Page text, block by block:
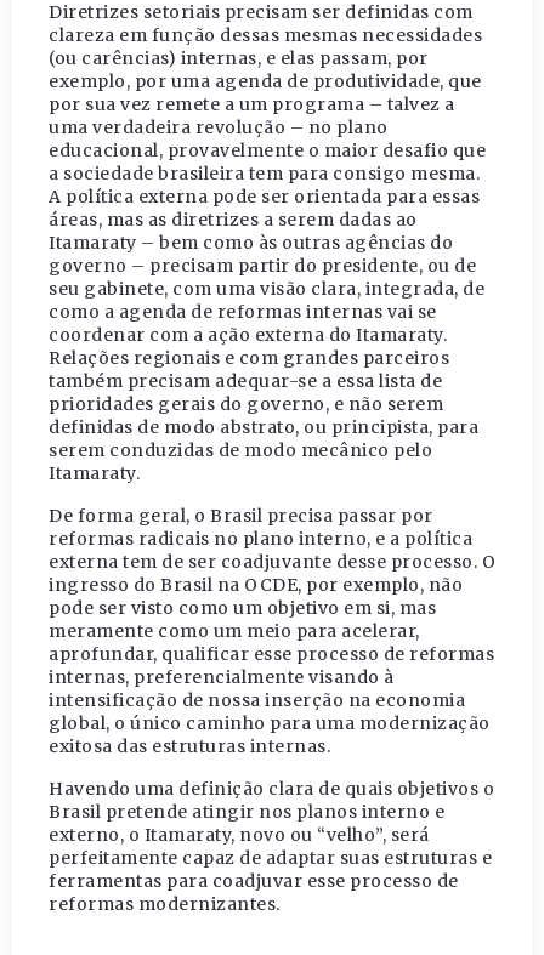
Diretrizes setoriais precisam ser definidas com
clareza em função dessas mesmas necessidades
(ou carências) internas, e elas passam, por
exemplo, por uma agenda de produtividade, que
por sua vez remete a um programa – talvez a
uma verdadeira revolução – no plano
educacional, provavelmente o maior desafio que
a sociedade brasileira tem para consigo mesma.
A política externa pode ser orientada para essas
áreas, mas as diretrizes a serem dadas ao
Itamaraty – bem como às outras agências do
governo – precisam partir do presidente, ou de
seu gabinete, com uma visão clara, integrada, de
como a agenda de reformas internas vai se
coordenar com a ação externa do Itamaraty.
Relações regionais e com grandes parceiros
também precisam adequar-se a essa lista de
prioridades gerais do governo, e não serem
definidas de modo abstrato, ou principista, para
serem conduzidas de modo mecânico pelo
Itamaraty.
De forma geral, o Brasil precisa passar por
reformas radicais no plano interno, e a política
externa tem de ser coadjuvante desse processo. O
ingresso do Brasil na OCDE, por exemplo, não
pode ser visto como um objetivo em si, mas
meramente como um meio para acelerar,
aprofundar, qualificar esse processo de reformas
internas, preferencialmente visando à
intensificação de nossa inserção na economia
global, o único caminho para uma modernização
exitosa das estruturas internas.
Havendo uma definição clara de quais objetivos o
Brasil pretende atingir nos planos interno e
externo, o Itamaraty, novo ou “velho”, será
perfeitamente capaz de adaptar suas estruturas e
ferramentas para coadjuvar esse processo de
reformas modernizantes.